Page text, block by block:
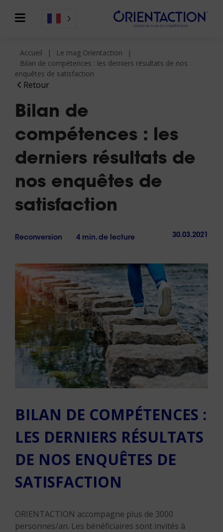
Retour
Accueil
Le mag Orientaction
Bilan de compétences : les derniers résultats de nos
enquêtes de satisfaction
Bilan de
compétences : les
derniers résultats de
nos enquêtes de
satisfaction
Reconversion 4 min. de lecture 30.03.2021
BILAN DE COMPÉTENCES :
LES DERNIERS RÉSULTATS
DE NOS ENQUÊTES DE
SATISFACTION
ORIENTACTION accompagne plus de 3000
personnes/an. Les bénéficiaires sont invités à